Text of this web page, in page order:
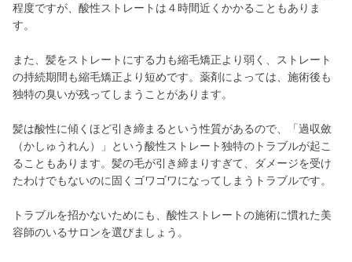
程度ですが、酸性ストレートは４時間近くかかることもありま
す。
また、髪をストレートにする力も縮毛矯正より弱く、ストレート
の持続期間も縮毛矯正より短めです。薬剤によっては、施術後も
独特の臭いが残ってしまうことがあります。
髪は酸性に傾くほど引き締まるという性質があるので、「過収斂
（かしゅうれん）」という酸性ストレート独特のトラブルが起こ
ることもあります。髪の毛が引き締まりすぎて、ダメージを受け
たわけでもないのに固くゴワゴワになってしまうトラブルです。
トラブルを招かないためにも、酸性ストレートの施術に慣れた美
容師のいるサロンを選びましょう。